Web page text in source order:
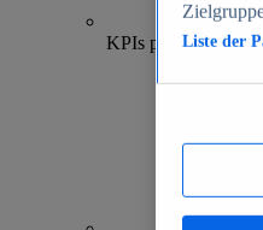
KPIs pro Shop
Liste der